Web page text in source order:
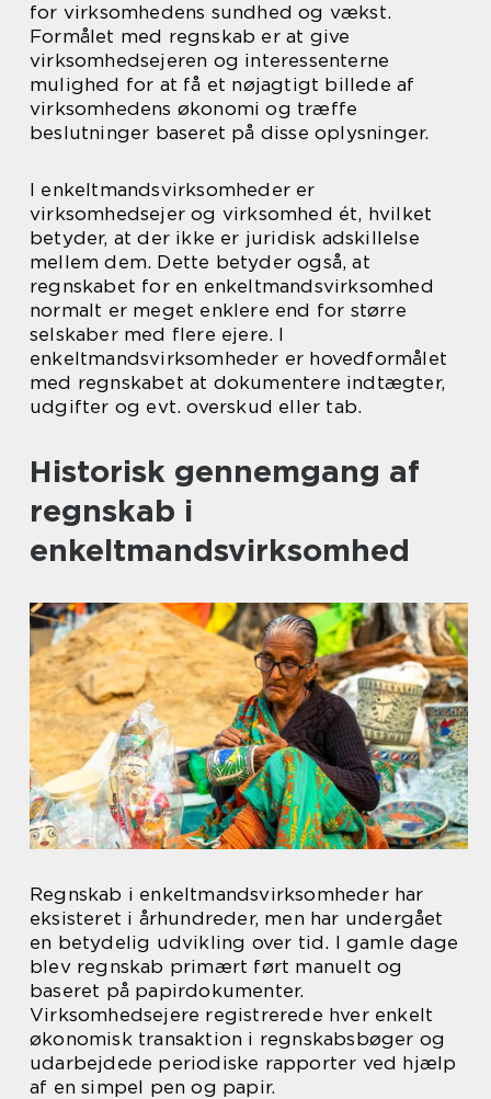
for virksomhedens sundhed og vækst.
Formålet med regnskab er at give
virksomhedsejeren og interessenterne
mulighed for at få et nøjagtigt billede af
virksomhedens økonomi og træffe
beslutninger baseret på disse oplysninger.
I enkeltmandsvirksomheder er
virksomhedsejer og virksomhed ét, hvilket
betyder, at der ikke er juridisk adskillelse
mellem dem. Dette betyder også, at
regnskabet for en enkeltmandsvirksomhed
normalt er meget enklere end for større
selskaber med flere ejere. I
enkeltmandsvirksomheder er hovedformålet
med regnskabet at dokumentere indtægter,
udgifter og evt. overskud eller tab.
Historisk gennemgang af
regnskab i
enkeltmandsvirksomhed
Regnskab i enkeltmandsvirksomheder har
eksisteret i århundreder, men har undergået
en betydelig udvikling over tid. I gamle dage
blev regnskab primært ført manuelt og
baseret på papirdokumenter.
Virksomhedsejere registrerede hver enkelt
økonomisk transaktion i regnskabsbøger og
udarbejdede periodiske rapporter ved hjælp
af en simpel pen og papir.